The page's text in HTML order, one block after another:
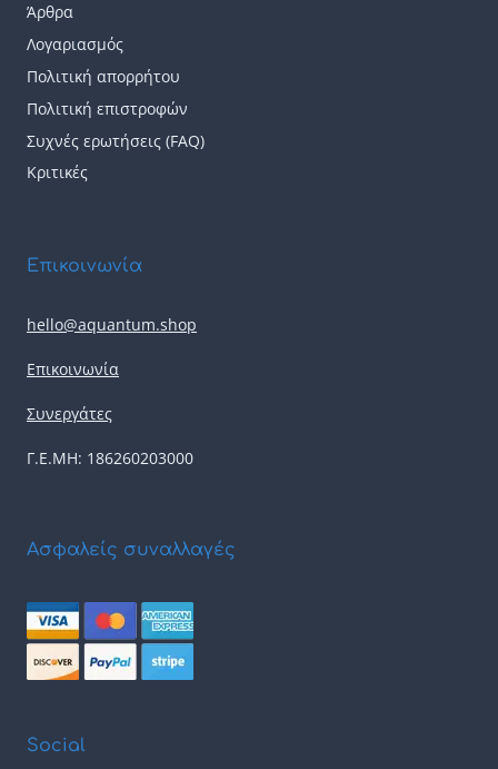
Άρθρα
Λογαριασμός
Πολιτική απορρήτου
Πολιτική επιστροφών
Συχνές ερωτήσεις (FAQ)
Κριτικές
Επικοινωνία
hello@aquantum.shop
Επικοινωνία
Συνεργάτες
Γ.Ε.ΜΗ: 186260203000
Ασφαλείς συναλλαγές
Social